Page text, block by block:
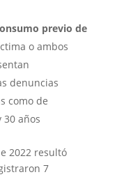
previo de
o ambos
denuncias
como de
30 años
2022 resultó
7